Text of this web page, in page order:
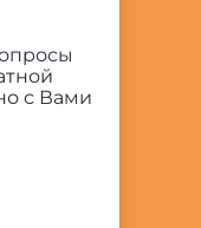
с Вами